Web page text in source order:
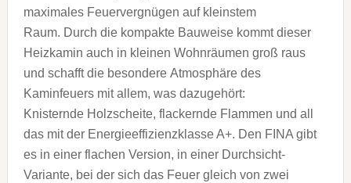
maximales Feuervergnügen auf kleinstem
Raum. Durch die kompakte Bauweise kommt dieser
Heizkamin auch in kleinen Wohnräumen groß raus
und schafft die besondere Atmosphäre des
Kaminfeuers mit allem, was dazugehört:
Knisternde Holzscheite, flackernde Flammen und all
das mit der Energieeffizienzklasse A+. Den FINA gibt
es in einer flachen Version, in einer Durchsicht-
Variante, bei der sich das Feuer gleich von zwei